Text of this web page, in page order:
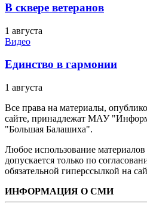
В сквере ветеранов
1 августа
Видео
Единство в гармонии
1 августа
Все права на материалы,
сайте, принадлежат МАУ
"Большая Балашиха".
Любое использование материалов
допускается только по
обязательной гиперссылкой на
ИНФОРМАЦИЯ О СМИ